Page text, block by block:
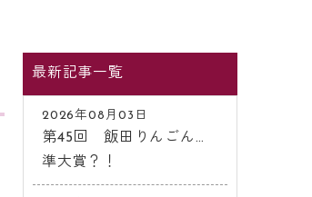
最新記事一覧
2026年08月03日
第45回 飯田りんごん…
準大賞？！